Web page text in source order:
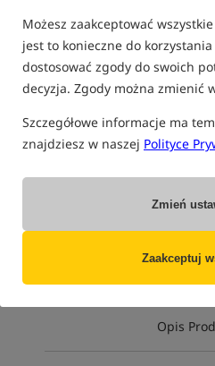
Możesz zaakceptować
jest to konieczne do
dostosować zgody do swoich
decyzja. Zgody można zmienić
Szczegółowe informacje ma
znajdziesz w naszej Polityce
Zmień
Zaakceptuj
tylko produkty na"naszym
(część opcji mogła zostać ukryta
MPN: C6137
Opis